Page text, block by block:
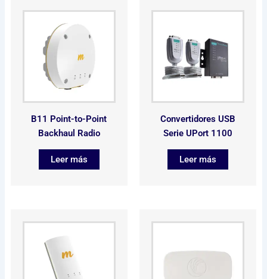
B11 Point-to-Point
Backhaul Radio
Leer más
Convertidores USB
Serie UPort 1100
Leer más